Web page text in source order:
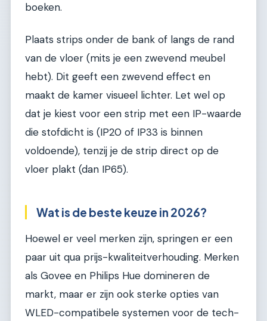
boeken.
Plaats strips onder de bank of langs de rand
van de vloer (mits je een zwevend meubel
hebt). Dit geeft een zwevend effect en
maakt de kamer visueel lichter. Let wel op
dat je kiest voor een strip met een IP-waarde
die stofdicht is (IP20 of IP33 is binnen
voldoende), tenzij je de strip direct op de
vloer plakt (dan IP65).
Wat is de beste keuze in 2026?
Hoewel er veel merken zijn, springen er een
paar uit qua prijs-kwaliteitverhouding. Merken
als Govee en Philips Hue domineren de
markt, maar er zijn ook sterke opties van
WLED-compatibele systemen voor de tech-